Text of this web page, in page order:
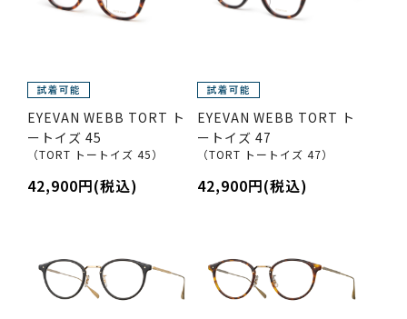
EYEVAN WEBB TORT ト
ートイズ 45
（TORT トートイズ 45）
42,900円(税込)
EYEVAN WEBB TORT ト
ートイズ 47
（TORT トートイズ 47）
42,900円(税込)